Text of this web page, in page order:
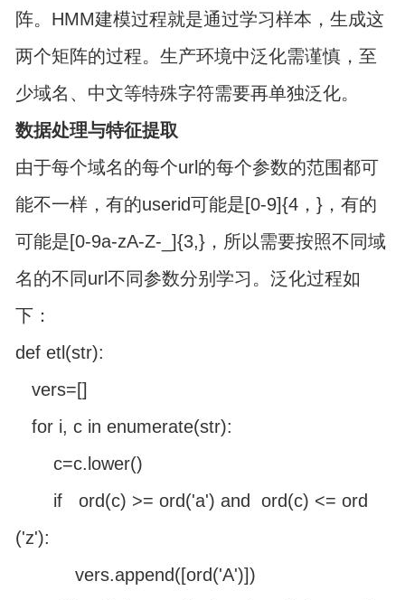
阵。HMM建模过程就是通过学习样本，生成这
两个矩阵的过程。生产环境中泛化需谨慎，至
少域名、中文等特殊字符需要再单独泛化。
数据处理与特征提取
由于每个域名的每个url的每个参数的范围都可
能不一样，有的userid可能是[0-9]{4，}，有的
可能是[0-9a-zA-Z-_]{3,}，所以需要按照不同域
名的不同url不同参数分别学习。泛化过程如
下：
def etl(str):
vers=[]
for i, c in enumerate(str):
c=c.lower()
if ord(c) >= ord('a') and ord(c) <= ord
('z'):
vers.append([ord('A')])